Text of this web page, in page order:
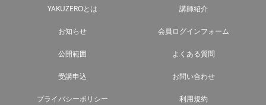
YAKUZEROとは 講師紹介
お知らせ 会員ログインフォーム
公開範囲 よくある質問
受講申込 お問い合わせ
プライバシーポリシー 利用規約